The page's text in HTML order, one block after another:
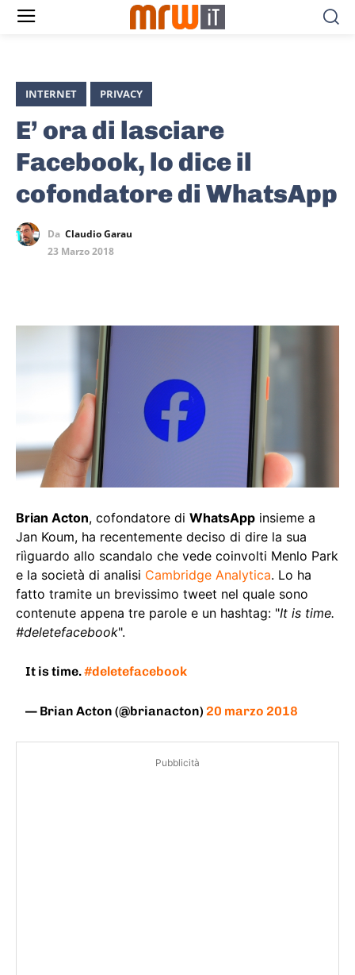
INTERNET PRIVACY
E’ ora di lasciare
Facebook, lo dice il
cofondatore di WhatsApp
Da Claudio Garau
23 Marzo 2018
Brian Acton, cofondatore di WhatsApp insieme a
Jan Koum, ha recentemente deciso di dire la sua
riìguardo allo scandalo che vede coinvolti Menlo Park
e la società di analisi Cambridge Analytica. Lo ha
fatto tramite un brevissimo tweet nel quale sono
contenute appena tre parole e un hashtag: "It is time.
#deletefacebook".
It is time.#deletefacebook
— Brian Acton (@brianacton)20 marzo 2018
Pubblicità